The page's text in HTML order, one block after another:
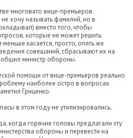
многовато вице-премьеров.
хочу называть фамилий, но в
вместо того, чтобы
которые не может решить
касается, просто, опять же
совещаний, сбрасывают их на
министр обороны.
помощи от вице-премьеров реально
наиболее остро в вопросах
Гриценко.
в этом году не утилизировались.
когда горячие головы предлагали эту
обороны и перевести на